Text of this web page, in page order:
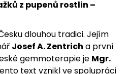
z pupenů rostlin –
dlouhou tradici. Jejím
Josef A. Zentrich a první
gemmoterapie je Mgr.
text vznikl ve spolupráci